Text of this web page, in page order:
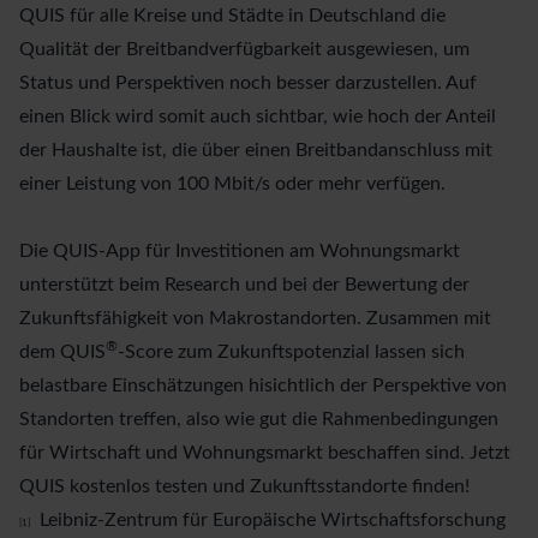
QUIS für alle Kreise und Städte in Deutschland die
Qualität der Breitbandverfügbarkeit ausgewiesen, um
Status und Perspektiven noch besser darzustellen. Auf
einen Blick wird somit auch sichtbar, wie hoch der Anteil
der Haushalte ist, die über einen Breitbandanschluss mit
einer Leistung von 100 Mbit/s oder mehr verfügen.
Die QUIS-App für Investitionen am Wohnungsmarkt
unterstützt beim Research und bei der Bewertung der
Zukunftsfähigkeit von Makrostandorten. Zusammen mit
dem QUIS®-Score zum Zukunftspotenzial lassen sich
belastbare Einschätzungen hisichtlich der Perspektive von
Standorten treffen, also wie gut die Rahmenbedingungen
für Wirtschaft und Wohnungsmarkt beschaffen sind. Jetzt
QUIS kostenlos testen und Zukunftsstandorte finden!
[1] Leibniz-Zentrum für Europäische Wirtschaftsforschung